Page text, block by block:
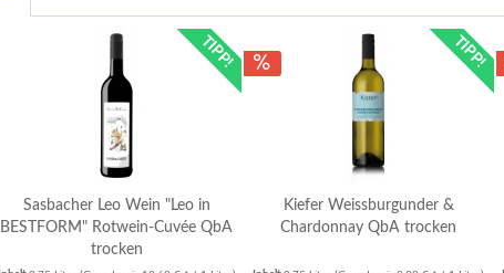
TIPP!
Sasbacher Leo Wein "Leo in
BESTFORM" Rotwein-Cuvée QbA
trocken
TIPP!
Kiefer Weissburgunder &
Chardonnay QbA trocken